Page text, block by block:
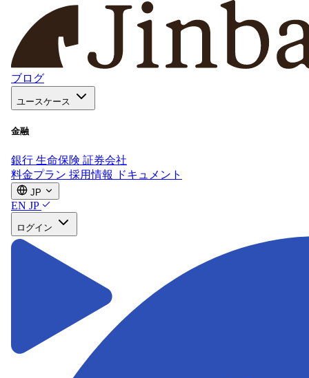
ブログ
ユースケース
金融
銀行 生命保険 証券会社
料金プラン 採用情報 ドキュメント
JP
EN JP
ログイン